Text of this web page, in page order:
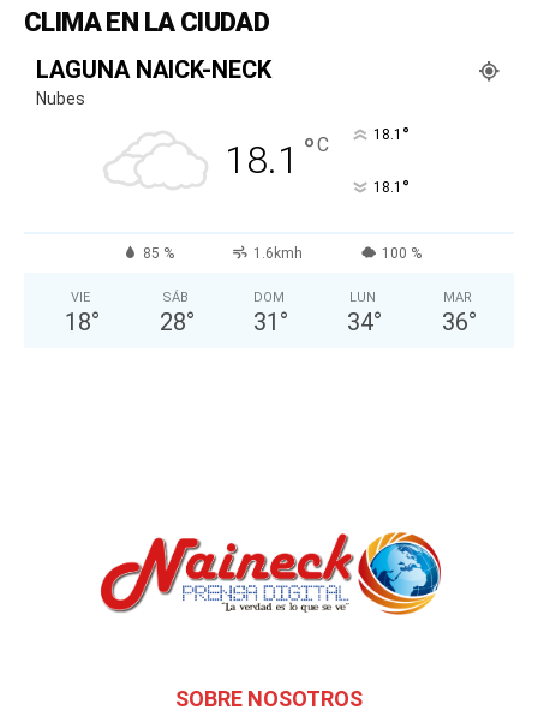
CLIMA EN LA CIUDAD
LAGUNA NAICK-NECK
Nubes
18.1 °C 18.1 °
18.1 °
85 % 1.6kmh 100 %
VIE
18°
SÁB
28°
DOM
31 °
LUN
34°
MAR
36°
SOBRE NOSOTROS